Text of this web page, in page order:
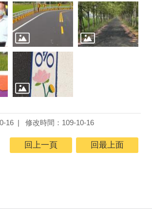
16 修改時間：109-10-16
回上一頁 回最上面